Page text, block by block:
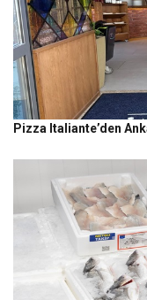
Pizza Italiante’den